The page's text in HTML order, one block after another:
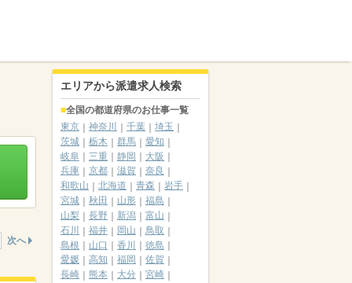
次へ
エリアから派遣求人検索
全国の都道府県のお仕事一覧
東京
神奈川 千葉
埼玉
茨城
栃木 群馬
愛知
岐阜
三重 静岡
大阪
兵庫
京都 滋賀
奈良
和歌山
北海道 青森
岩手
宮城
秋田 山形
福島
山梨
長野 新潟
富山
石川
福井 岡山
鳥取
島根
山口 香川
徳島
愛媛
高知 福岡
佐賀
長崎
熊本 大分
宮崎